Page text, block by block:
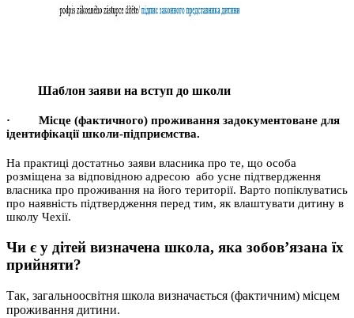
Шаблон заяви на вступ до школи
· Місце (фактичного) проживання задокументоване для
ідентифікації школи-підприємства.
На практиці достатньо заяви власника про те, що особа
розміщена за відповідною адресою або усне підтвердження
власника про проживання на його території. Варто попіклуватись
про наявність підтвердження перед тим, як влаштувати дитину в
школу Чехії.
Чи є у дітей визначена школа, яка зобов’язана їх
прийняти?
Так, загальноосвітня школа визначається (фактичним) місцем
проживання дитини.